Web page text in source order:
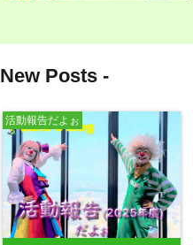
New Posts -
活動報告だよぉ